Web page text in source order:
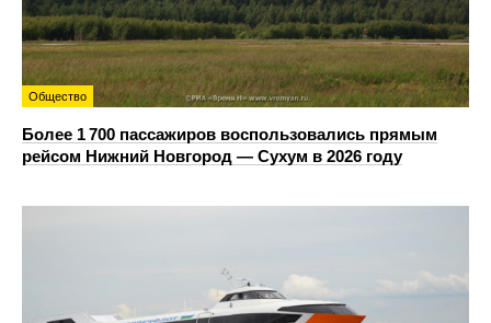
Общество
Более 1 700 пассажиров воспользовались прямым
рейсом Нижний Новгород — Сухум в 2026 году